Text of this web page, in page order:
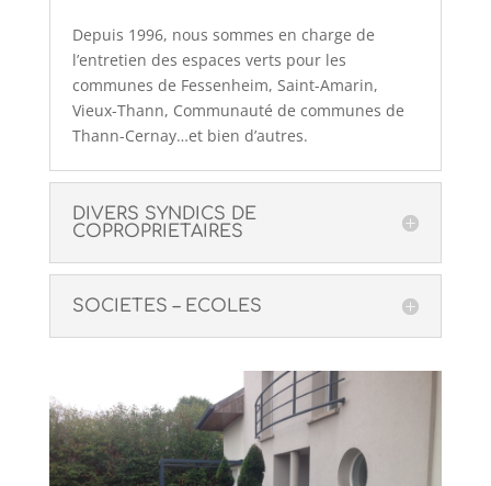
Depuis 1996, nous sommes en charge de
l’entretien des espaces verts pour les
communes de Fessenheim, Saint-Amarin,
Vieux-Thann, Communauté de communes de
Thann-Cernay…et bien d’autres.
DIVERS SYNDICS DE
COPROPRIETAIRES
SOCIETES – ECOLES